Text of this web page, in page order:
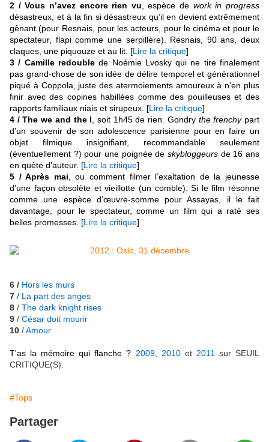
2 / Vous n’avez encore rien vu , espèce de work in progress
désastreux, et à la fin si désastreux qu’il en devient extrêmement
gênant (pour Resnais, pour les acteurs, pour le cinéma et pour le
spectateur, flapi comme une serpillère). Resnais, 90 ans, deux
claques, une piquouze et au lit. [Lire la critique]
3 / Camille redoublede Noémie Lvosky qui ne tire finalement
pas grand-chose de son idée de délire temporel et générationnel
piqué à Coppola, juste des atermoiements amoureux à n’en plus
finir avec des copines habillées comme des pouilleuses et des
rapports familiaux niais et sirupeux. [Lire la critique]
4 / The we and the I , soit 1h45 de rien. Gondry the frenchypart
d’un souvenir de son adolescence parisienne pour en faire un
objet filmique insignifiant, recommandable seulement
(éventuellement ?) pour une poignée de skybloggeurs de 16 ans
en quête d’auteur. [Lire la critique]
5 / Après mai , ou comment filmer l’exaltation de la jeunesse
d’une façon obsolète et vieillotte (un comble). Si le film résonne
comme une espèce d’œuvre-somme pour Assayas, il le fait
davantage, pour le spectateur, comme un film qui a raté ses
belles promesses. [Lire la critique]
6 / Hors les murs
7 / La part des anges
8 / The dark knight rises
9 / César doit mourir
10 /Amour
T'as la mémoire qui flanche ? 2009, 2010et 2011
sur SEUIL
CRITIQUE(S).
#Tops
Partager